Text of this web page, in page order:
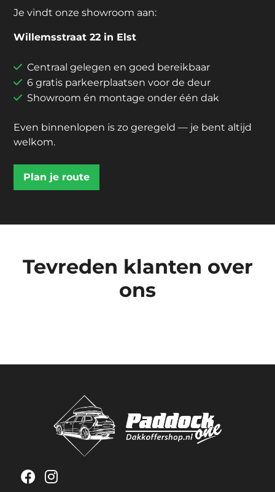
Je vindt onze showroom aan:
Willemsstraat 22 in Elst
Centraal gelegen en goed bereikbaar
6 gratis parkeerplaatsen voor de deur
Showroom én montage onder één dak
Even binnenlopen is zo geregeld — je bent altijd
welkom.
Plan je route
Tevreden klanten over
ons